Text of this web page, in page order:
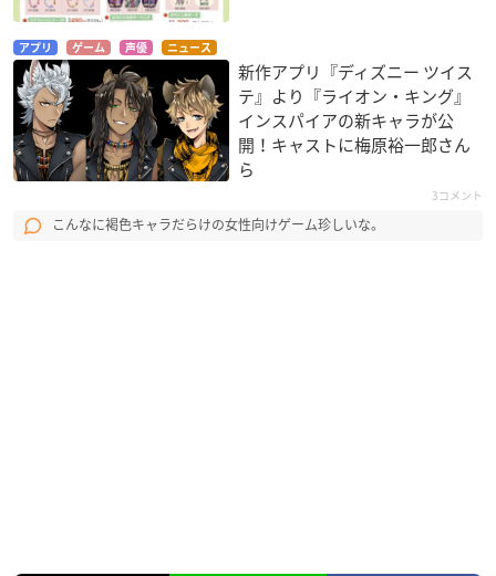
アプリ ゲーム 声優 ニュース
新作アプリ『ディズニー ツイス
テ』より『ライオン・キング』
インスパイアの新キャラが公
開！キャストに梅原裕一郎さん
ら
3コメント
こんなに褐色キャラだらけの女性向けゲーム珍しいな。